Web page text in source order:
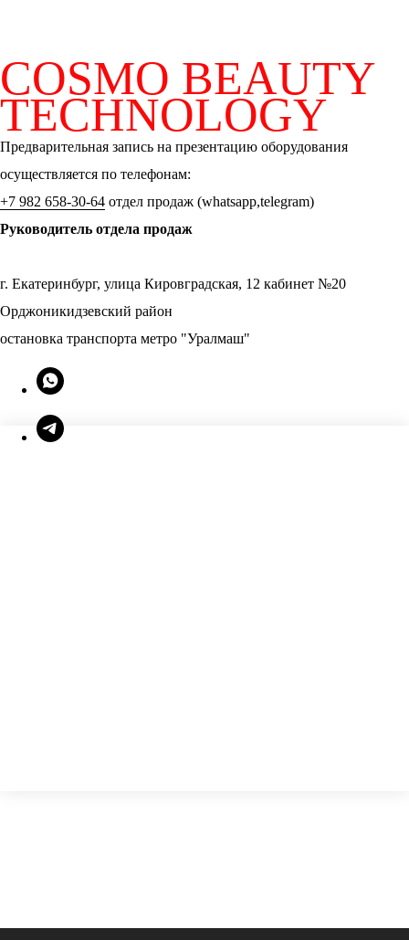
COSMO BEAUTY
TECHNOLOGY
Предварительная запись на презентацию оборудования
осуществляется по телефонам:
+7 982 658-30-64 отдел продаж (whatsapp,telegram)
Руководитель отдела продаж
г. Екатеринбург, улица Кировградская, 12 кабинет №20
Орджоникидзевский район
остановка транспорта метро "Уралмаш"